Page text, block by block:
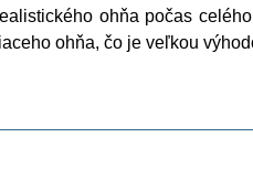
ohňa počas
ohňa, čo je veľkou